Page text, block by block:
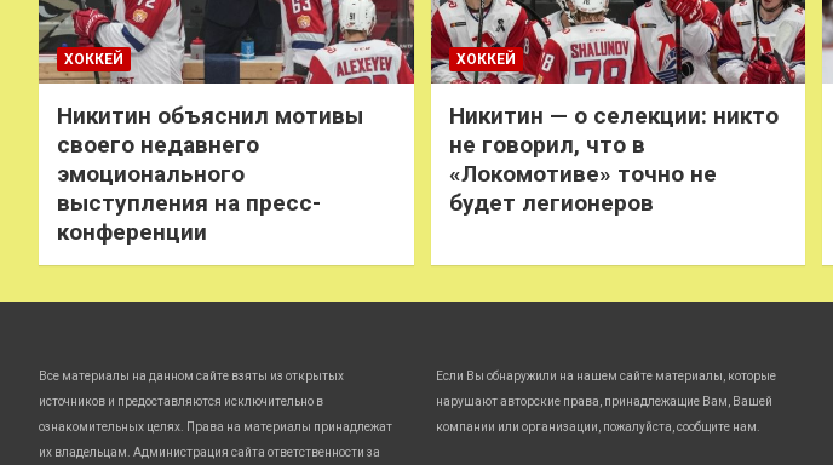
ХОККЕЙ
Никитин объяснил мотивы
своего недавнего
эмоционального
выступления на пресс-
конференции
ХОККЕЙ
Никитин — о селекции: никто
не говорил, что в
«Локомотиве» точно не
будет легионеров
Все материалы на данном сайте взяты из открытых
источников и предоставляются исключительно в
ознакомительных целях. Права на материалы принадлежат
их владельцам. Администрация сайта ответственности за
Если Вы обнаружили на нашем сайте материалы, которые
нарушают авторские права, принадлежащие Вам, Вашей
компании или организации, пожалуйста, сообщите нам.